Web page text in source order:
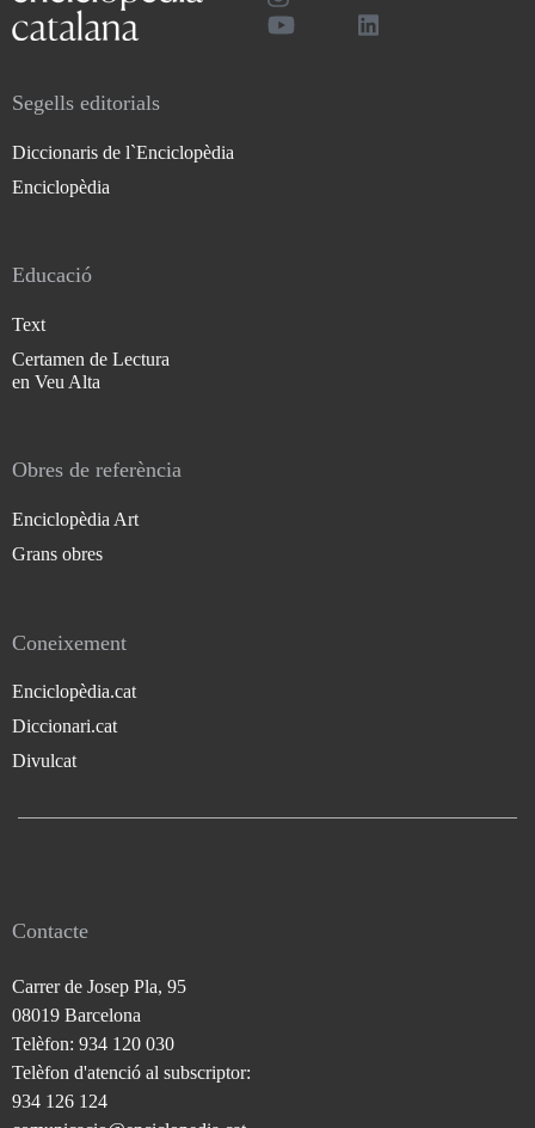
Segells editorials
Diccionaris de l`Enciclopèdia
Enciclopèdia
Educació
Text
Certamen de Lectura
en Veu Alta
Obres de referència
Enciclopèdia Art
Grans obres
Coneixement
Enciclopèdia.cat
Diccionari.cat
Divulcat
Contacte
Carrer de Josep Pla, 95
08019 Barcelona
Telèfon: 934 120 030
Telèfon d'atenció al subscriptor:
934 126 124